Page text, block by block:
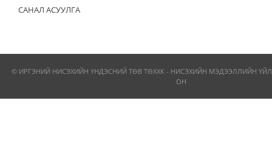
САНАЛ АСУУЛГА
© ИРГЭНИЙ НИСЭХИЙН ҮНДЭСНИЙ ТӨВ ТӨХХК - НИСЭХИЙН МЭДЭЭЛЛИЙН
ОН